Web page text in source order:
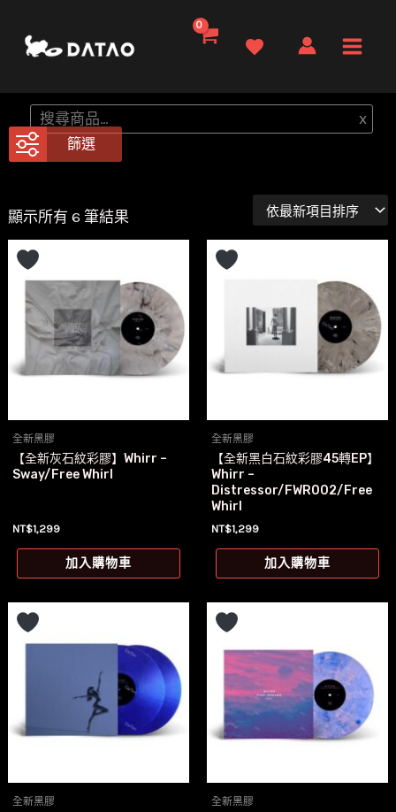
要
內
Menu
搜
尋
x
篩選
顯示所有 6 筆結果
新
排
序
全新黑膠
【全新灰石紋彩膠】Whirr –
Sway/Free Whirl
NT$1,299
加入購物車
全新黑膠
【全新黑白石紋彩膠45轉EP】
Whirr –
Distressor/FWR002/Free
Whirl
NT$1,299
加入購物車
全新黑膠 全新黑膠